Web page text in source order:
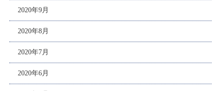
2020年9月
2020年8月
2020年7月
2020年6月